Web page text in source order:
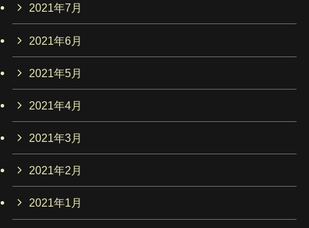
2021年7月
2021年6月
2021年5月
2021年4月
2021年3月
2021年2月
2021年1月